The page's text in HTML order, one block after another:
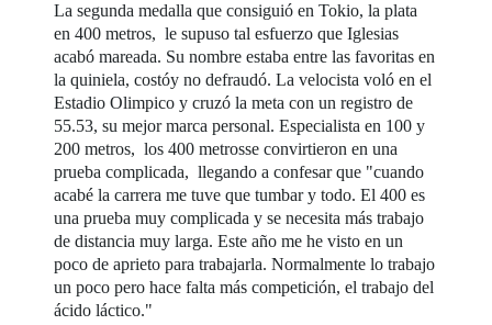
La segunda medalla que consiguió en Tokio, la plata
en 400 metros, le supuso tal esfuerzo que Iglesias
acabó mareada. Su nombre estaba entre las favoritas en
la quiniela, costóy no defraudó. La velocista voló en el
Estadio Olimpico y cruzó la meta con un registro de
55.53, su mejor marca personal. Especialista en 100 y
200 metros, los 400 metrosse convirtieron en una
prueba complicada, llegando a confesar que "cuando
acabé la carrera me tuve que tumbar y todo. El 400 es
una prueba muy complicada y se necesita más trabajo
de distancia muy larga. Este año me he visto en un
poco de aprieto para trabajarla. Normalmente lo trabajo
un poco pero hace falta más competición, el trabajo del
ácido láctico."